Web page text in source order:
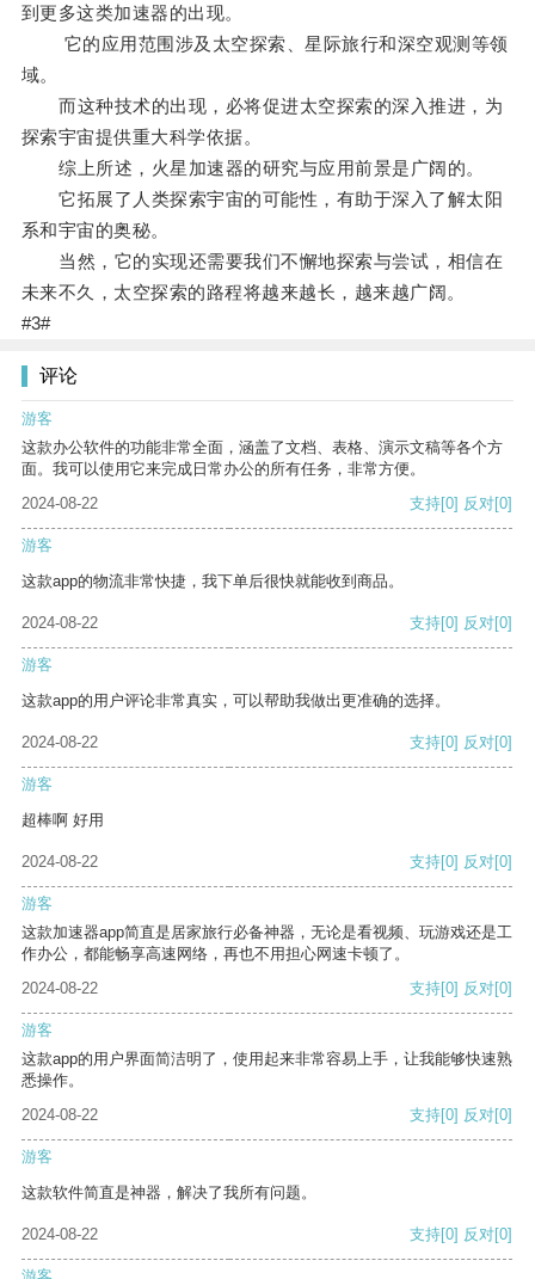
到更多这类加速器的出现。
它的应用范围涉及太空探索、星际旅行和深空观测等领
域。
而这种技术的出现，必将促进太空探索的深入推进，为
探索宇宙提供重大科学依据。
综上所述，火星加速器的研究与应用前景是广阔的。
它拓展了人类探索宇宙的可能性，有助于深入了解太阳
系和宇宙的奥秘。
当然，它的实现还需要我们不懈地探索与尝试，相信在
未来不久，太空探索的路程将越来越长，越来越广阔。
#3#
评论
游客
这款办公软件的功能非常全面，涵盖了文档、表格、演示文稿等各个方
面。我可以使用它来完成日常办公的所有任务，非常方便。
2024-08-22
支持[0] 反对[0]
游客
这款app的物流非常快捷，我下单后很快就能收到商品。
2024-08-22 支持[0] 反对[0]
游客
这款app的用户评论非常真实，可以帮助我做出更准确的选择。
2024-08-22 支持[0] 反对[0]
游客
超棒啊 好用
2024-08-22 支持[0] 反对[0]
游客
这款加速器app简直是居家旅行必备神器，无论是看视频、玩游戏还是工
作办公，都能畅享高速网络，再也不用担心网速卡顿了。
2024-08-22
支持[0] 反对[0]
游客
这款app的用户界面简洁明了，使用起来非常容易上手，让我能够快速熟
悉操作。
2024-08-22
支持[0] 反对[0]
游客
这款软件简直是神器，解决了我所有问题。
2024-08-22 支持[0] 反对[0]